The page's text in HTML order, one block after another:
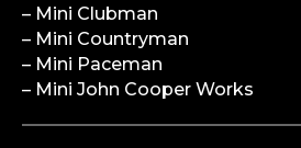
– Mini Clubman
– Mini Countryman
– Mini Paceman
– Mini John Cooper Works